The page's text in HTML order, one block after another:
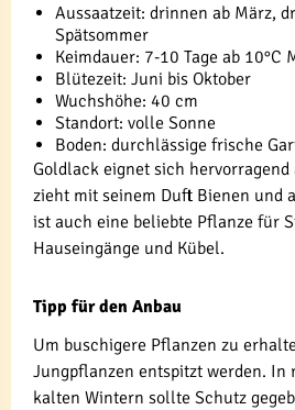
Aussaatzeit: drinnen ab März,
Spätsommer
Keimdauer: 7-10 Tage ab 10°C
Blütezeit: Juni bis Oktober
Wuchshöhe: 40 cm
Standort: volle Sonne
Boden: durchlässige frische
Goldlack eignet sich
zieht mit seinem Duft Bienen und
ist auch eine beliebte Pflanze für
Hauseingänge und Kübel.
Tipp für den Anbau
Um buschigere Pflanzen zu
Jungpflanzen entspitzt werden. In
kalten Wintern sollte Schutz